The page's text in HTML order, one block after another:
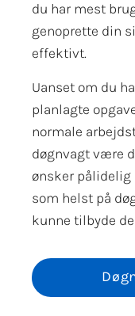
du har mest
genoprette din
effektivt.
Uanset om du
planlagte
normale
døgnvagt være
ønsker
som helst på
kunne tilbyde